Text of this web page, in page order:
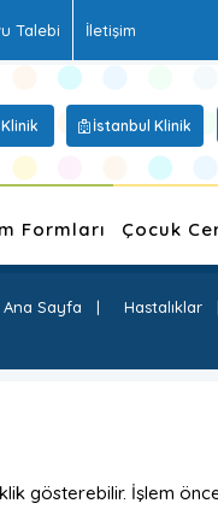
Talebi İletişim
İstanbul Klinik
Formları Çocuk
Ana Sayfa | Hastalıklar
gösterebilir. İşlem